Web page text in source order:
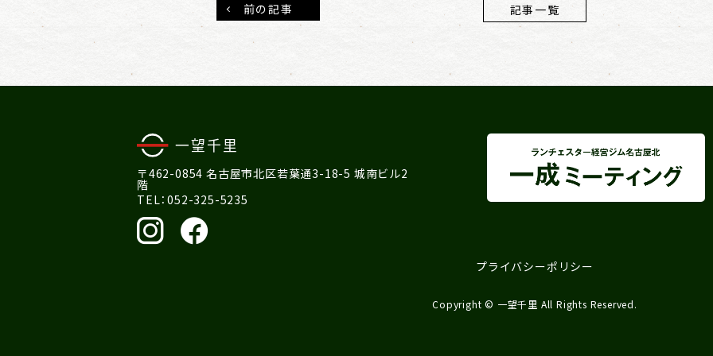
前の記事 記事一覧
〒462-0854 名古屋市北区若葉通3-18-5 城南ビル2
階
TEL：052-325-5235
プライバシーポリシー
Copyright © 一望千里 All Rights Reserved.